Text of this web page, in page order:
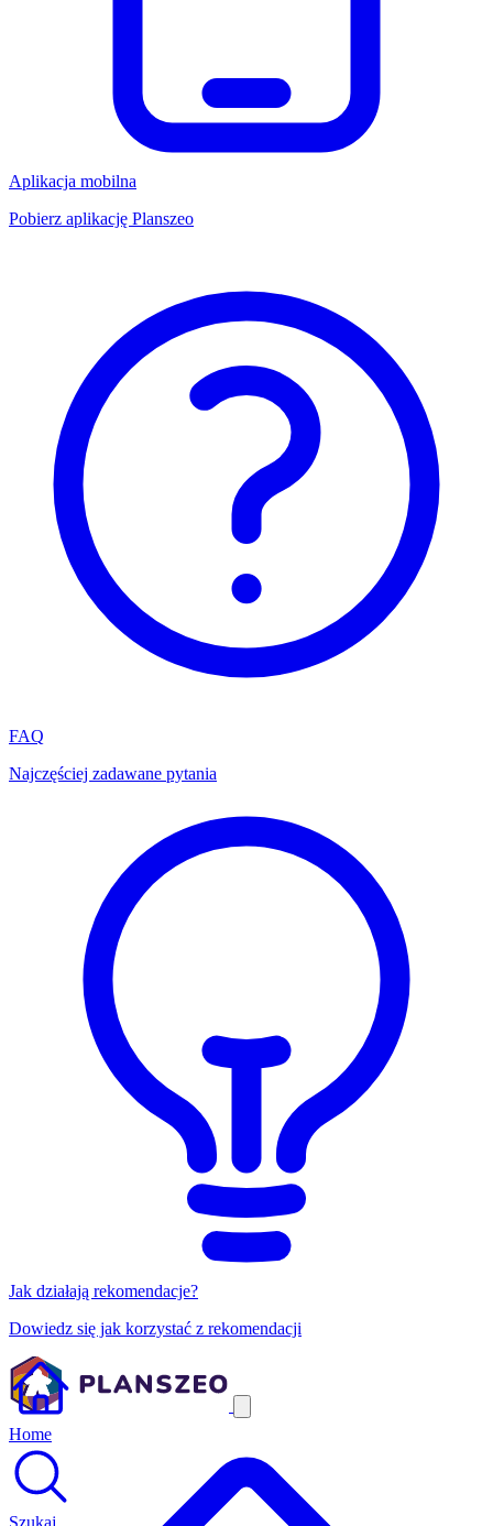
Aplikacja mobilna
Pobierz aplikację Planszeo
FAQ
Najczęściej zadawane pytania
Jak działają rekomendacje?
Dowiedz się jak korzystać z rekomendacji
Home
Szukaj